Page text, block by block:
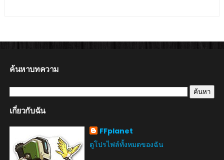
ค้นหาบทความ
เกี่ยวกับฉัน
FFplanet
ดูโปรไฟล์ทั้งหมดของฉัน